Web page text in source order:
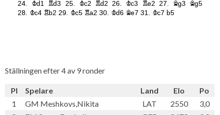
Ställningen efter 4 av 9 ronder
Pl Spelare Land Elo
Po
1
GM Meshkovs,Nikita LAT 2550
3,0